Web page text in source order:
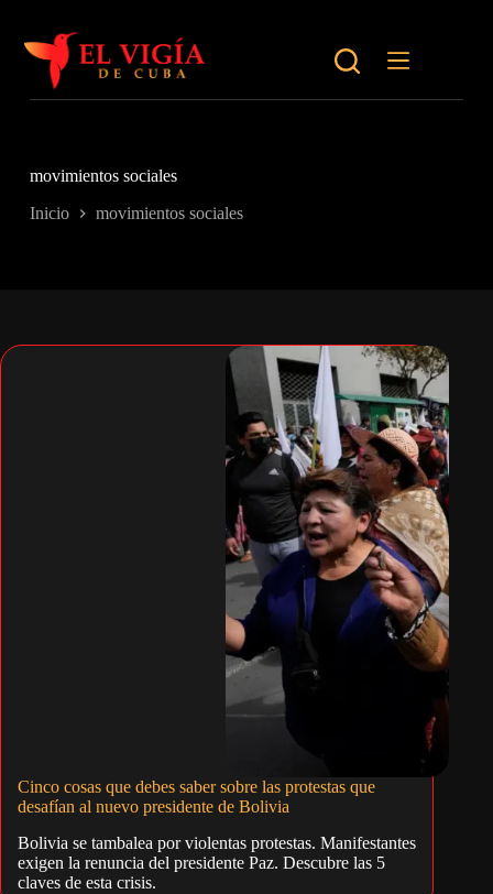
contenido
movimientos sociales
Inicio movimientos sociales
Cinco cosas que debes saber sobre las protestas que
desafían al nuevo presidente de Bolivia
Bolivia se tambalea por violentas protestas. Manifestantes
exigen la renuncia del presidente Paz. Descubre las 5
claves de esta crisis.